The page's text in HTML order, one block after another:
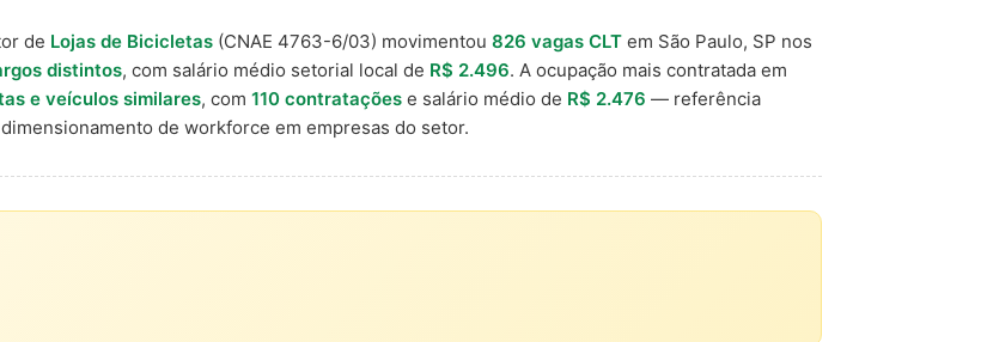
de Lojas de Bicicletas (CNAE 4763-6/03) movimentou 826 vagas CLT em São Paulo, SP nos
distintos, com salário médio setorial local de R$ 2.496. A ocupação mais contratada em
e veículos similares, com 110 contratações e salário médio de R$ 2.476 — referência
de workforce em empresas do setor.